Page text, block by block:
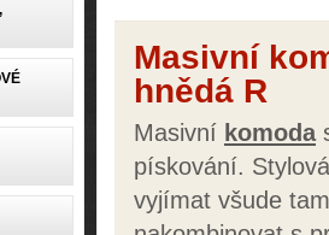
Masivní
hnědá R
Masivní komoda
pískování.
vyjímat všude